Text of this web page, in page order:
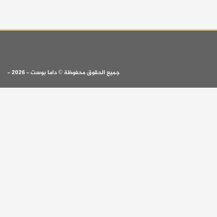
جميع الحقوق محفوظة © داما بوست - 2026 -